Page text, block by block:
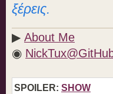
ξέρεις.
▶ About Me
◉
SPOILER: SHOW